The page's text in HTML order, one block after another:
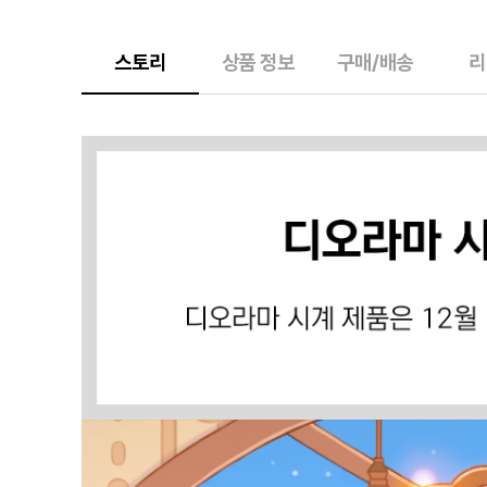
스토리 상품 정보 구매/배송